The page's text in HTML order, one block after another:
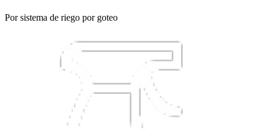
Por sistema de riego por goteo